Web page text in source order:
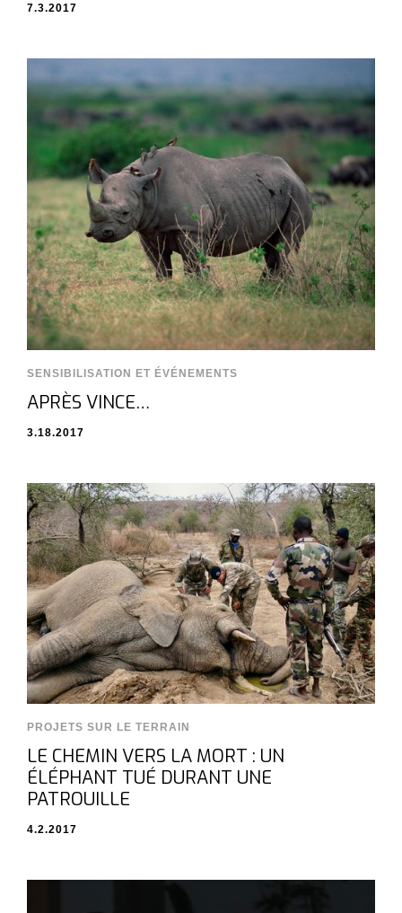
7.3.2017
SENSIBILISATION ET ÉVÉNEMENTS
APRÈS VINCE…
3.18.2017
PROJETS SUR LE TERRAIN
LE CHEMIN VERS LA MORT : UN
ÉLÉPHANT TUÉ DURANT UNE
PATROUILLE
4.2.2017